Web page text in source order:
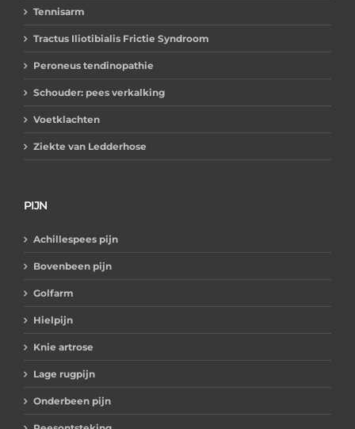
Tennisarm
Tractus Iliotibialis Frictie Syndroom
Peroneus tendinopathie
Schouder: pees verkalking
Voetklachten
Ziekte van Ledderhose
PIJN
Achillespees pijn
Bovenbeen pijn
Golfarm
Hielpijn
Knie artrose
Lage rugpijn
Onderbeen pijn